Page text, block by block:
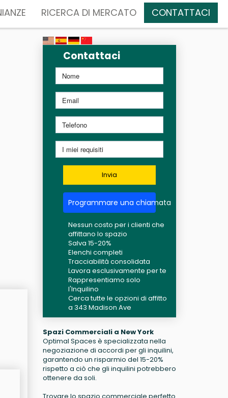
RICERCA DI MERCATO CONTATTACI
Contattaci
Invia
Programmare una chiamata
Nessun costo per i clienti che
affittano lo spazio
Salva 15-20%
Elenchi completi
Tracciabilità consolidata
Lavora esclusivamente per te
Rappresentiamo solo
l'Inquilino
Cerca tutte le opzioni di affitto
a 343 Madison Ave
Spazi Commerciali a New York
Optimal Spaces è specializzata nella
negoziazione di accordi per gli inquilini,
garantendo un risparmio del 15-20%
rispetto a ciò che gli inquilini potrebbero
ottenere da soli.